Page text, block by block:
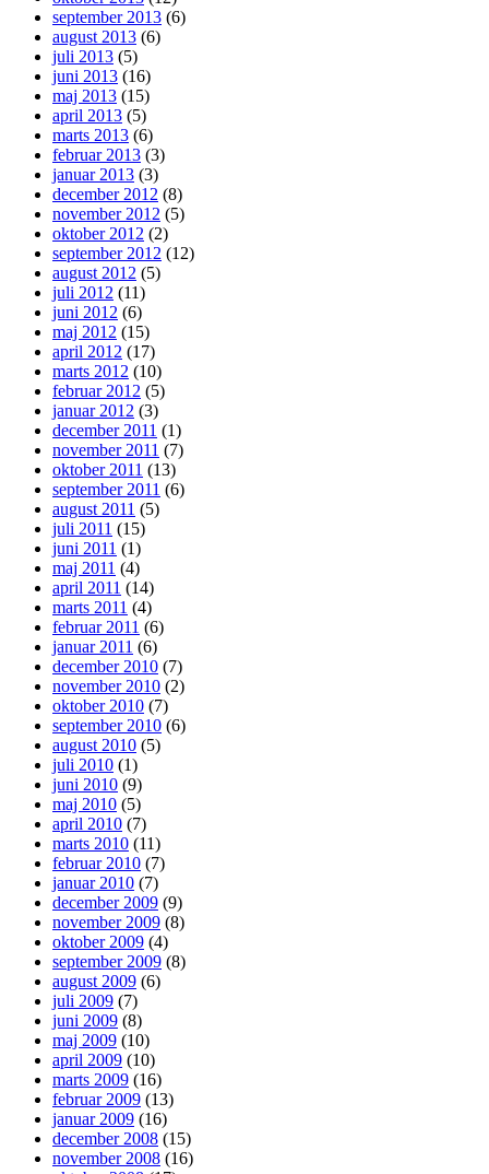
september 2013 (6)
august 2013 (6)
juli 2013 (5)
juni 2013 (16)
maj 2013 (15)
april 2013 (5)
marts 2013 (6)
februar 2013 (3)
januar 2013 (3)
december 2012 (8)
november 2012 (5)
oktober 2012 (2)
september 2012 (12)
august 2012 (5)
juli 2012 (11)
juni 2012 (6)
maj 2012 (15)
april 2012 (17)
marts 2012 (10)
februar 2012 (5)
januar 2012 (3)
december 2011 (1)
november 2011 (7)
oktober 2011 (13)
september 2011 (6)
august 2011 (5)
juli 2011 (15)
juni 2011 (1)
maj 2011 (4)
april 2011 (14)
marts 2011 (4)
februar 2011 (6)
januar 2011 (6)
december 2010 (7)
november 2010 (2)
oktober 2010 (7)
september 2010 (6)
august 2010 (5)
juli 2010 (1)
juni 2010 (9)
maj 2010 (5)
april 2010 (7)
marts 2010 (11)
februar 2010 (7)
januar 2010 (7)
december 2009 (9)
november 2009 (8)
oktober 2009 (4)
september 2009 (8)
august 2009 (6)
juli 2009 (7)
juni 2009 (8)
maj 2009 (10)
april 2009 (10)
marts 2009 (16)
februar 2009 (13)
januar 2009 (16)
december 2008 (15)
november 2008 (16)